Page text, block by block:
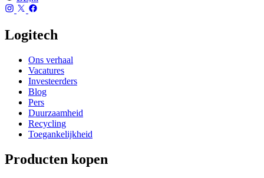
Logitech
Ons verhaal
Vacatures
Investeerders
Blog
Pers
Duurzaamheid
Recycling
Toegankelijkheid
Producten kopen